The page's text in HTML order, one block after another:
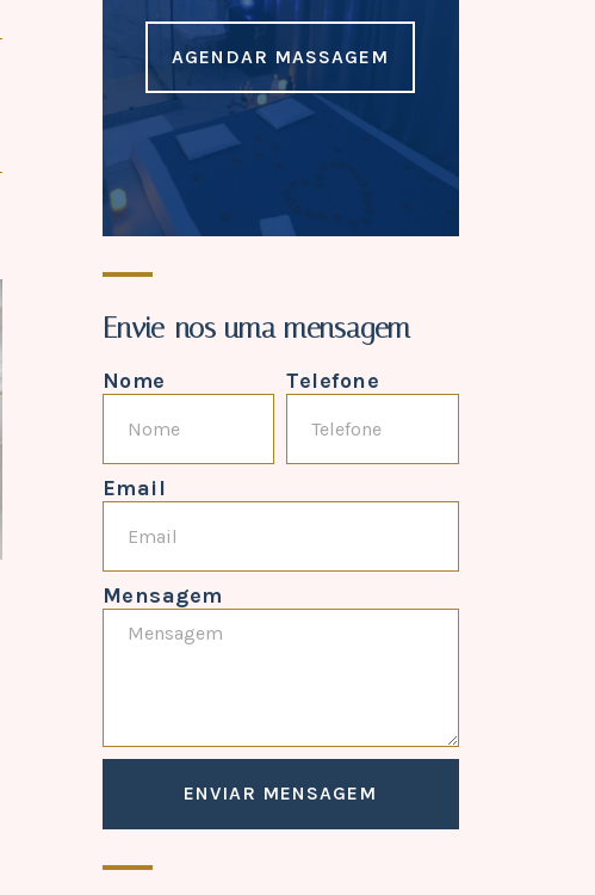
AGENDAR MASSAGEM
Envie-nos uma mensagem
Nome Telefone
Email
Mensagem
ENVIAR MENSAGEM